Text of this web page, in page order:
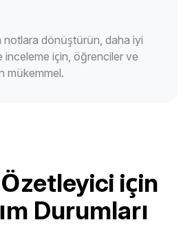
dönüştürün, daha iyi
için, öğrenciler ve
mükemmel.
için
Durumları